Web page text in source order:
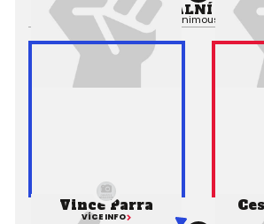
PROFESIONÁLNÍ
Výsledek:Decision (Unanimous), 3. kolo
Vince Parra
VÍCE INFO